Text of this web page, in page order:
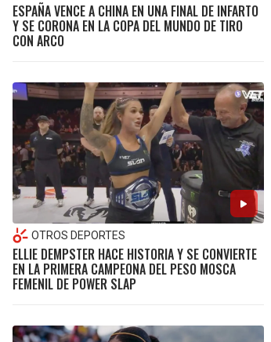
ESPAÑA VENCE A CHINA EN UNA FINAL DE INFARTO
Y SE CORONA EN LA COPA DEL MUNDO DE TIRO
CON ARCO
OTROS DEPORTES
ELLIE DEMPSTER HACE HISTORIA Y SE CONVIERTE
EN LA PRIMERA CAMPEONA DEL PESO MOSCA
FEMENIL DE POWER SLAP